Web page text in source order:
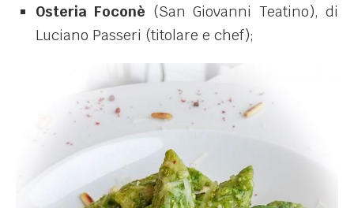
Osteria Foconè (San Giovanni Teatino), di
Luciano Passeri (titolare e chef);